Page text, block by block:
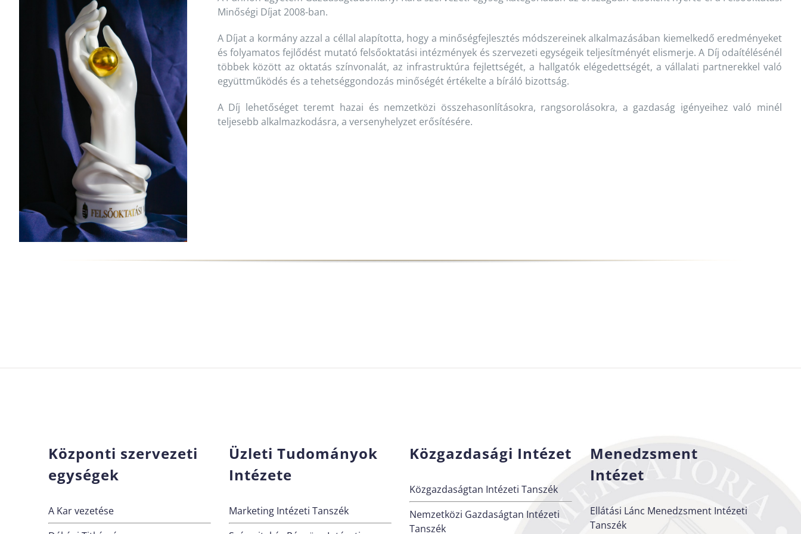
Minőségi Díjat 2008-ban.
A Díjat a kormány azzal a céllal alapította, hogy a minőségfejlesztés módszereinek alkalmazásában kiemelkedő eredményeket
és folyamatos fejlődést mutató felsőoktatási intézmények és szervezeti egységeik teljesítményét elismerje. A Díj odaítélésénél
többek között az oktatás színvonalát, az infrastruktúra fejlettségét, a hallgatók elégedettségét, a vállalati partnerekkel való
együttműködés és a tehetséggondozás minőségét értékelte a bíráló bizottság.
A Díj lehetőséget teremt hazai és nemzetközi összehasonlításokra, rangsorolásokra, a gazdaság igényeihez való minél
teljesebb alkalmazkodásra, a versenyhelyzet erősítésére.
Központi szervezeti
egységek
A Kar vezetése
Üzleti Tudományok
Intézete
Marketing Intézeti Tanszék
Közgazdasági Intézet
Közgazdaságtan Intézeti Tanszék
Nemzetközi Gazdaságtan Intézeti
Tanszék
Menedzsment
Intézet
Ellátási Lánc Menedzsment Intézeti
Tanszék